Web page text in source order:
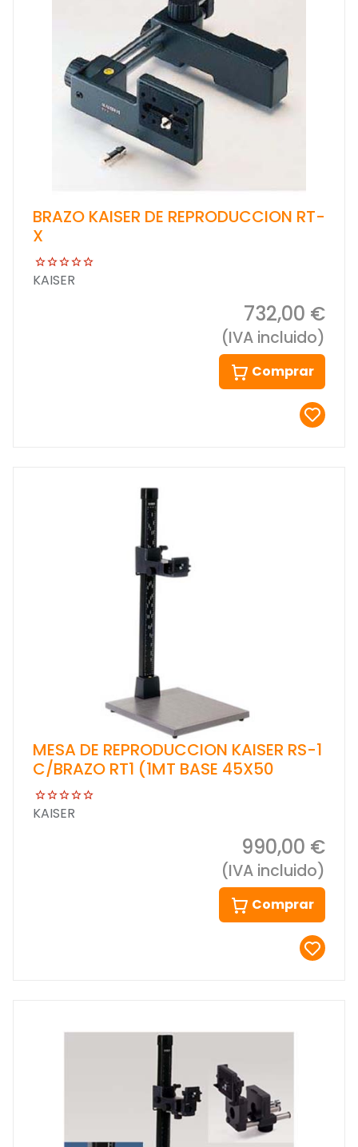
BRAZO KAISER DE REPRODUCCION RT-
X
KAISER
732,00 €
(IVA incluido)
Comprar
MESA DE REPRODUCCION KAISER RS-1
C/BRAZO RT1 (1MT BASE 45X50
KAISER
990,00 €
(IVA incluido)
Comprar